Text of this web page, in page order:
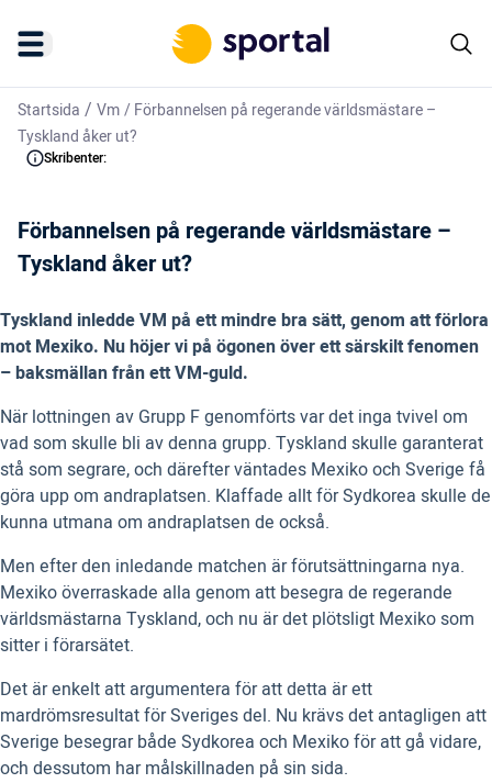
Startsida / Vm/Förbannelsen på regerande världsmästare –
Tyskland åker ut?
Skribenter:
Förbannelsen på regerande världsmästare –
Tyskland åker ut?
Tyskland inledde VM på ett mindre bra sätt, genom att förlora
mot Mexiko. Nu höjer vi på ögonen över ett särskilt fenomen
– baksmällan från ett VM-guld.
När lottningen av Grupp F genomförts var det inga tvivel om
vad som skulle bli av denna grupp. Tyskland skulle garanterat
stå som segrare, och därefter väntades Mexiko och Sverige få
göra upp om andraplatsen. Klaffade allt för Sydkorea skulle de
kunna utmana om andraplatsen de också.
Men efter den inledande matchen är förutsättningarna nya.
Mexiko överraskade alla genom att besegra de regerande
världsmästarna Tyskland, och nu är det plötsligt Mexiko som
sitter i förarsätet.
Det är enkelt att argumentera för att detta är ett
mardrömsresultat för Sveriges del. Nu krävs det antagligen att
Sverige besegrar både Sydkorea och Mexiko för att gå vidare,
och dessutom har målskillnaden på sin sida.